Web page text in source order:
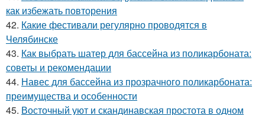
как избежать повторения
42. Какие фестивали регулярно проводятся в
Челябинске
43. Как выбрать шатер для бассейна из поликарбоната:
советы и рекомендации
44. Навес для бассейна из прозрачного поликарбоната:
преимущества и особенности
45. Восточный уют и скандинавская простота в одном